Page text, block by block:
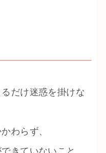
だけ迷惑を掛けな
わらず、
きていないこと